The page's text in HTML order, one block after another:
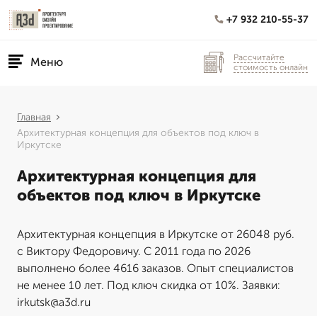
+7 932 210-55-37
Меню
Рассчитайте
стоимость онлайн
Главная
Архитектурная концепция для объектов под ключ в
Иркутске
Архитектурная концепция для
объектов под ключ в Иркутске
Архитектурная концепция в Иркутске от 26048 руб.
с Виктору Федоровичу. С 2011 года по 2026
выполнено более 4616 заказов. Опыт специалистов
не менее 10 лет. Под ключ скидка от 10%. Заявки:
irkutsk@a3d.ru